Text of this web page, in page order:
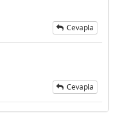
Cevapla
Cevapla